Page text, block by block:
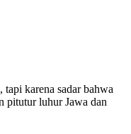
karena sadar bahwa
pitutur luhur Jawa dan